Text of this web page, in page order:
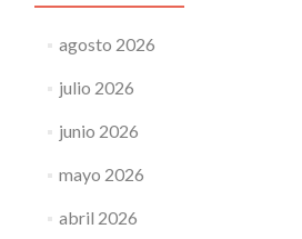
agosto 2026
julio 2026
junio 2026
mayo 2026
abril 2026